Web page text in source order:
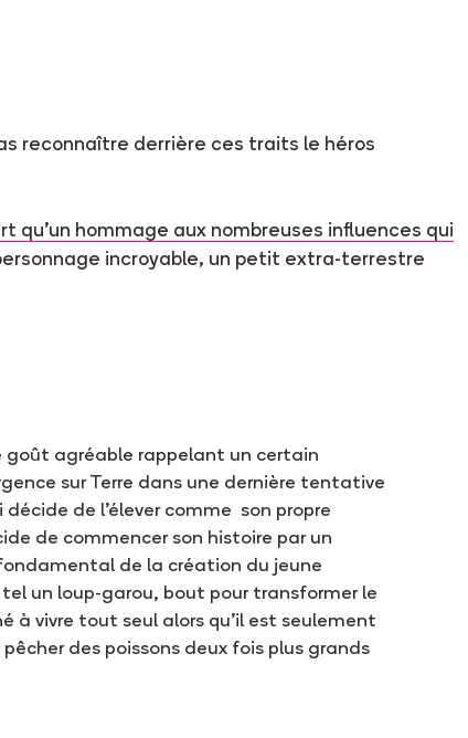
reconnaître derrière ces traits le héros
qu'un hommage aux nombreuses influences qui
incroyable, un petit extra-terrestre
goût agréable rappelant un certain
sur Terre dans une dernière tentative
décide de l’élever comme son propre
de commencer son histoire par un
de la création du jeune
tel un loup-garou, bout pour transformer le
à vivre tout seul alors qu’il est seulement
des poissons deux fois plus grands